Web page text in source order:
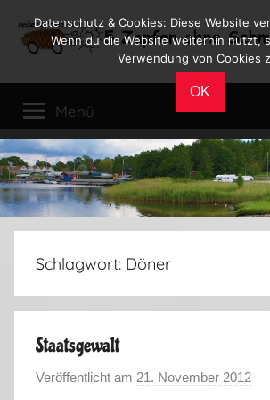
Inhalt
Reiseblog
Leben
im
Wohnmobil
Menü
Schlagwort: Döner
Staatsgewalt
Veröffentlicht am 21. November 2012
Datenschutz & Cookies: Diese Website
Wenn du die Website weiterhin nutzt,
Verwendung von Cookies
OK